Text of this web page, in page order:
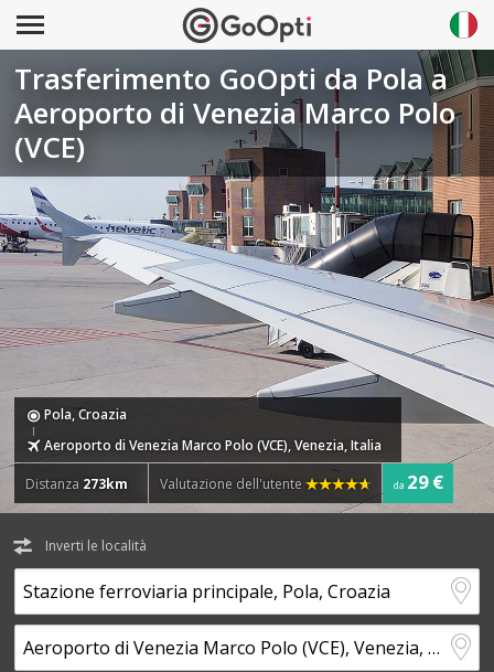
Trasferimento GoOpti da Pola a
Aeroporto di Venezia Marco Polo
(VCE)
Pola, Croazia
Aeroporto di Venezia Marco Polo (VCE), Venezia, Italia
Distanza 273km Valutazione dell'utente da 29 €
Inverti le località